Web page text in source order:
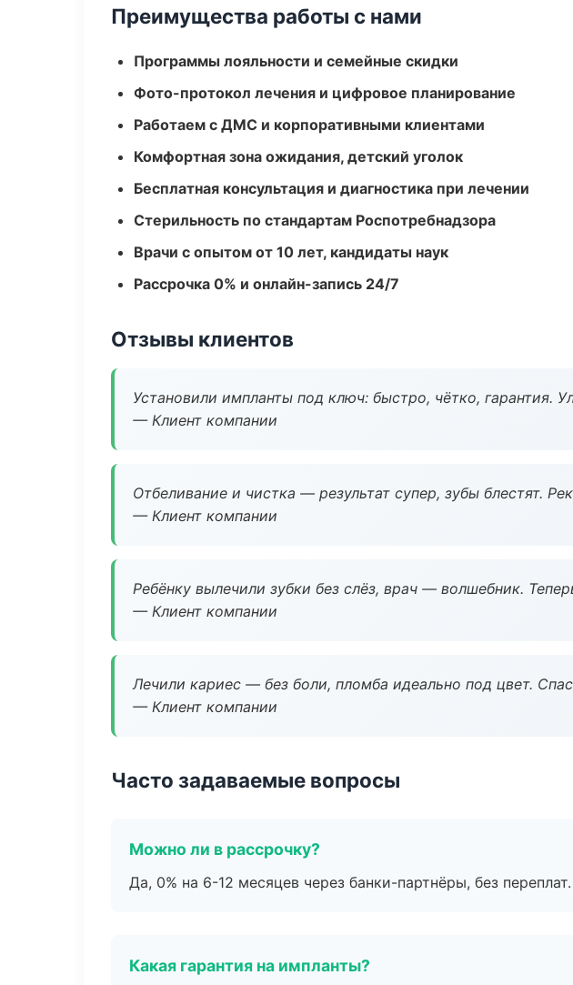
Преимущества работы с нами
Программы лояльности и семейные скидки
Фото-протокол лечения и цифровое планирование
Работаем с ДМС и корпоративными клиентами
Комфортная зона ожидания, детский уголок
Бесплатная консультация и диагностика при лечении
Стерильность по стандартам Роспотребнадзора
Врачи с опытом от 10 лет, кандидаты наук
Рассрочка 0% и онлайн-запись 24/7
Отзывы клиентов
Установили импланты под ключ: быстро, чётко, гарантия.
— Клиент компании
Отбеливание и чистка — результат супер, зубы блестят.
— Клиент компании
Ребёнку вылечили зубки без слёз, врач — волшебник.
— Клиент компании
Лечили кариес — без боли, пломба идеально под цвет.
— Клиент компании
Часто задаваемые вопросы
Можно ли в рассрочку?
Да, 0% на 6-12 месяцев через банки-партнёры, без переплат.
Какая гарантия на импланты?